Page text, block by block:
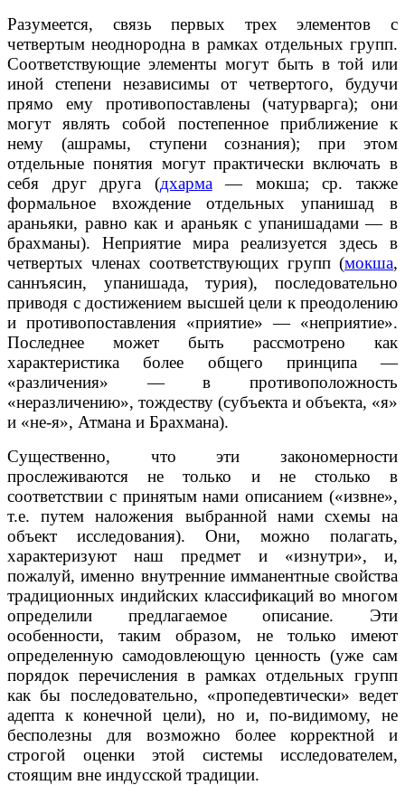
Разумеется, связь первых трех элементов с
четвертым неоднородна в рамках отдельных групп.
Соответствующие элементы могут быть в той или
иной степени независимы от четвертого, будучи
прямо ему противопоставлены (чатурварга); они
могут являть собой постепенное приближение к
нему (ашрамы, ступени сознания); при этом
отдельные понятия могут практически включать в
себя друг друга (дхарма— мокша; ср. также
формальное вхождение отдельных упанишад в
араньяки, равно как и араньяк с упанишадами — в
брахманы). Неприятие мира реализуется здесь в
четвертых членах соответствующих групп (мокша,
саннъясин, упанишада, турия), последовательно
приводя с достижением высшей цели к преодолению
и противопоставления «приятие» — «неприятие».
Последнее может быть рассмотрено как
характеристика более общего принципа —
«различения» — в противоположность
«неразличению», тождеству (субъекта и объекта, «я»
и «не-я», Атмана и Брахмана).
Существенно, что эти закономерности
прослеживаются не только и не столько в
соответствии с принятым нами описанием («извне»,
т.е. путем наложения выбранной нами схемы на
объект исследования). Они, можно полагать,
характеризуют наш предмет и «изнутри», и,
пожалуй, именно внутренние имманентные свойства
традиционных индийских классификаций во многом
определили предлагаемое описание. Эти
особенности, таким образом, не только имеют
определенную самодовлеющую ценность (уже сам
порядок перечисления в рамках отдельных групп
как бы последовательно, «пропедевтически» ведет
адепта к конечной цели), но и, по-видимому, не
бесполезны для возможно более корректной и
строгой оценки этой системы исследователем,
стоящим вне индусской традиции.